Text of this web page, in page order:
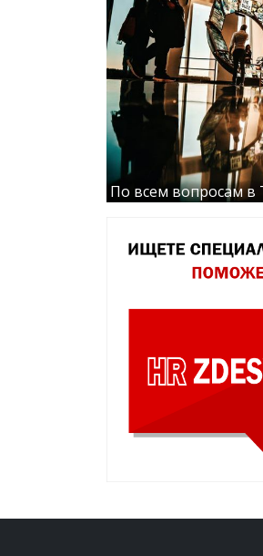
По всем вопросам в